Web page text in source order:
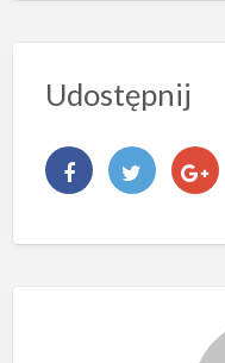
Udostępnij